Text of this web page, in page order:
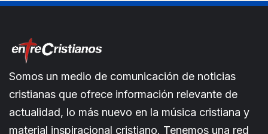
Somos un medio de comunicación de noticias
cristianas que ofrece información relevante de
actualidad, lo más nuevo en la música cristiana y
material inspiracional cristiano. Tenemos una red